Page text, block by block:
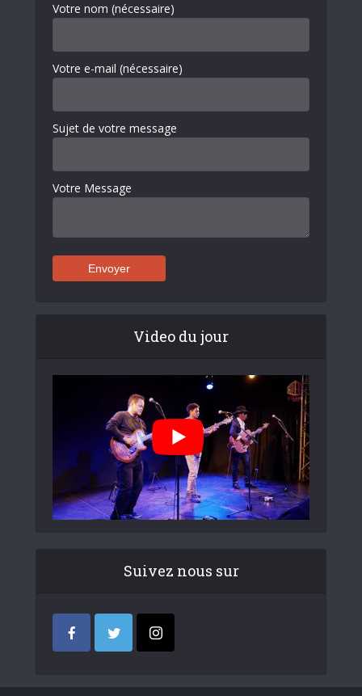
Votre nom (nécessaire)
Votre e-mail (nécessaire)
Sujet de votre message
Votre Message
Video du jour
Suivez nous sur